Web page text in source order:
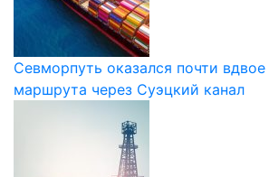
Севморпуть оказался почти
маршрута через Суэцкий канал